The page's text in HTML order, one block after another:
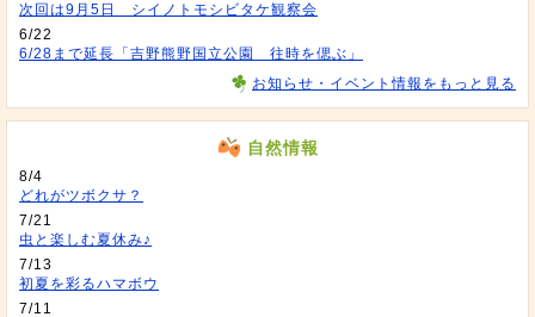
次回は9月5日 シイノトモシビタケ観察会
6/22
6/28まで延長「吉野熊野国立公園 往時を偲ぶ」
お知らせ・イベント情報をもっと見る
自然情報
8/4
どれがツボクサ？
7/21
虫と楽しむ夏休み♪
7/13
初夏を彩るハマボウ
7/11